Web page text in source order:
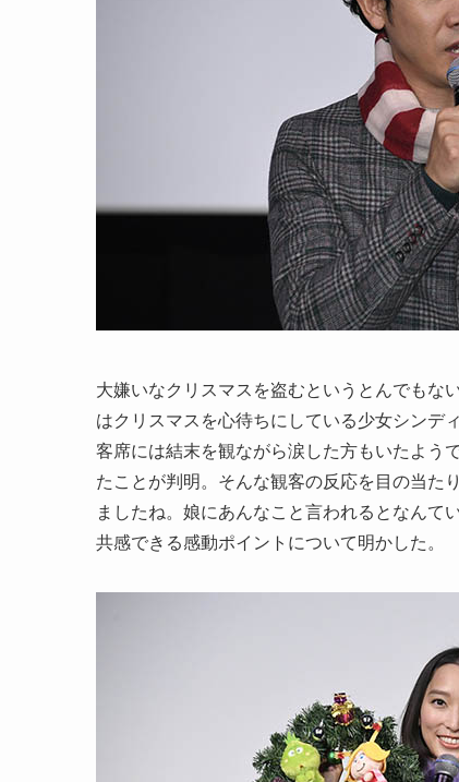
大嫌いなクリスマスを盗むというとんでもな
はクリスマスを心待ちにしている少女シンデ
客席には結末を観ながら涙した方もいたよう
たことが判明。そんな観客の反応を目の当た
ましたね。娘にあんなこと言われるとなんて
共感できる感動ポイントについて明かした。